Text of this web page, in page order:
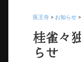
医王寺 > お知らせ >
桂雀々
らせ